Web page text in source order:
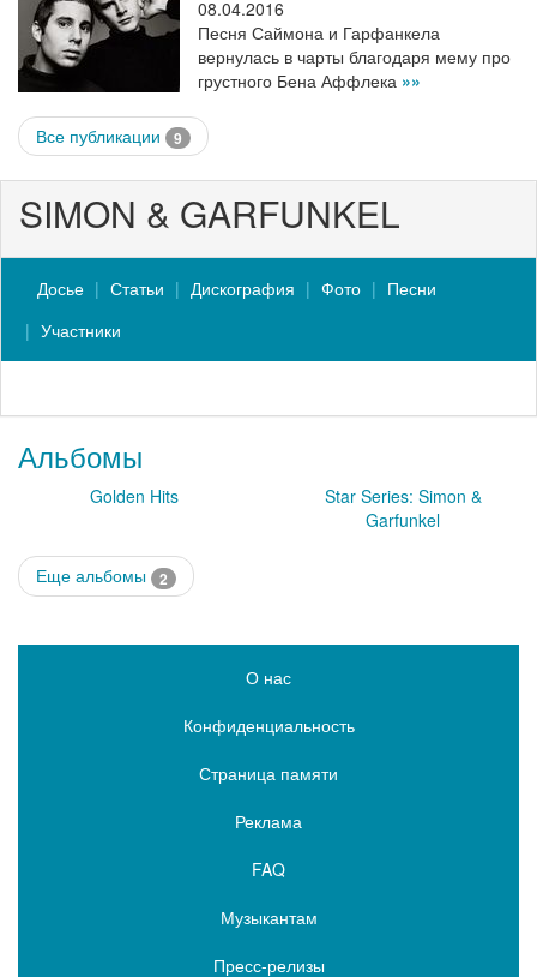
08.04.2016
Песня Саймона и Гарфанкела
вернулась в чарты благодаря мему про
грустного Бена Аффлека »»
Все публикации 9
SIMON & GARFUNKEL
Досье Статьи Дискография Фото
Песни
Участники
Альбомы
Golden Hits
Star Series: Simon &
Garfunkel
Еще альбомы 2
О нас
Конфиденциальность
Страница памяти
Реклама
FAQ
Музыкантам
Пресс-релизы